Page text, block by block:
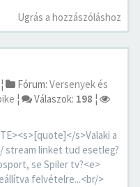
Ugrás a hozzászóláshoz
¦ Fórum: Versenyek és
¦ Válaszok: 198 ¦
s>Valaki a
stream linket tud esetleg?
se Spiler tv?<e>
felvételre...<br/>